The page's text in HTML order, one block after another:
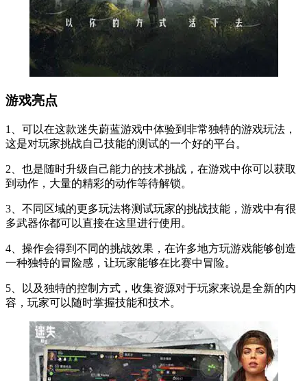
游戏亮点
1、可以在这款迷失蔚蓝游戏中体验到非常独特的游戏玩法，
这是对玩家挑战自己技能的测试的一个好的平台。
2、也是随时升级自己能力的技术挑战，在游戏中你可以获取
到动作，大量的精彩的动作等待解锁。
3、不同区域的更多玩法将测试玩家的挑战技能，游戏中有很
多武器你都可以直接在这里进行使用。
4、操作会得到不同的挑战效果，在许多地方玩游戏能够创造
一种独特的冒险感，让玩家能够在比赛中冒险。
5、以及独特的控制方式，收集资源对于玩家来说是全新的内
容，玩家可以随时掌握技能和技术。